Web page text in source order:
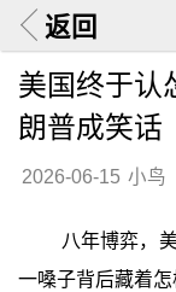
返回
美国终于认
朗普成笑话
2026-06-15 小鸟
八年博弈，
一嗓子背后藏着怎